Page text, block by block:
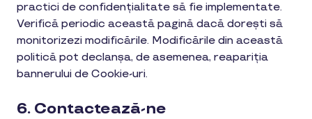
practici de confidențialitate să fie implementate.
Verifică periodic această pagină dacă dorești să
monitorizezi modificările. Modificările din această
politică pot declanșa, de asemenea, reapariția
bannerului de Cookie-uri.
6. Contactează-ne